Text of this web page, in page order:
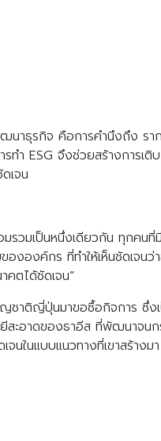
for:
นาธุรกิจ คือการคำนึงถึง ร
ำ ESG จึงช่วยสร้างการเ
เจน
วมเป็นหนึ่งเดียวกัน ทุกคนที่
องค์กร ที่ทำให้เห็นชัดเจน
คตได้ชัดเจน”
ญชาติญี่ปุ่นมาขอซื้อกิจการ
สะอาดของธาอีส ที่พัฒนาจ
จนในแบบแนวทางที่เขาสร้า